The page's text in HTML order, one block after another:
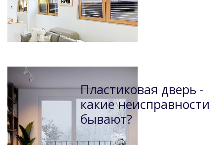
Пластиковая дверь -
какие неисправности
бывают?